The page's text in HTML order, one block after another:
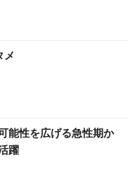
メ
能性を広げる急性期か
躍